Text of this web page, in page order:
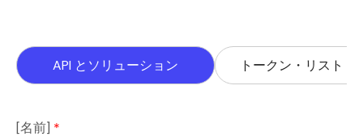
API とソリューション トークン・リスト
[名前] *